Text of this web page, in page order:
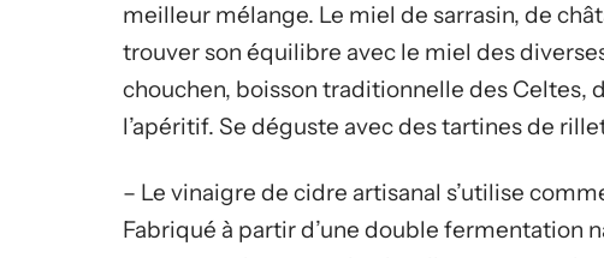
meilleur mélange. Le miel de sarrasin, de
trouver son équilibre avec le miel des
chouchen, boisson traditionnelle des Celtes,
l’apéritif. Se déguste avec des tartines de
– Le vinaigre de cidre artisanal s’utilise
Fabriqué à partir d’une double fermentation